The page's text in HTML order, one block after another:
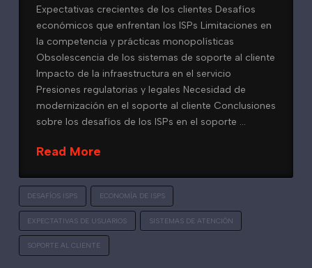
Expectativas crecientes de los clientes Desafíos
económicos que enfrentan los ISPs Limitaciones en
la competencia y prácticas monopolísticas
Obsolescencia de los sistemas de soporte al cliente
Impacto de la infraestructura en el servicio
Presiones regulatorias y legales Necesidad de
modernización en el soporte al cliente Conclusiones
sobre los desafíos de los ISPs en el soporte …
Read More
DESAFÍOS ISPS ECONOMÍA DE ISPS
EXPECTATIVAS DE USUARIOS SISTEMAS DE ATENCIÓN
SOPORTE AL CLIENTE